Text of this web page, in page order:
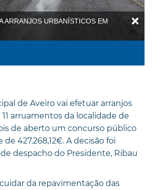
ARRANJOS URBANÍSTICOS EM
de Aveiro vai efetuar arranjos
arruamentos da localidade de
de aberto um concurso público
427.268,12€. A decisão foi
despacho do Presidente, Ribau
da repavimentação das